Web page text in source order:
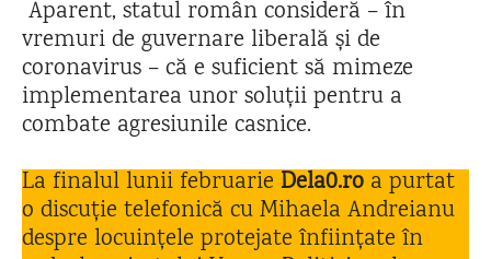
Aparent, statul român consideră – în
vremuri de guvernare liberală și de
coronavirus – că e suficient să mimeze
implementarea unor soluții pentru a
combate agresiunile casnice.
La finalul lunii februarie Dela0.ro a purtat
o discuție telefonică cu Mihaela Andreianu
despre locuințele protejate înființate în